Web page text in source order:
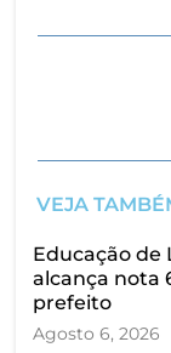
VEJA
Educação de
alcança nota
prefeito
Agosto 6, 2026